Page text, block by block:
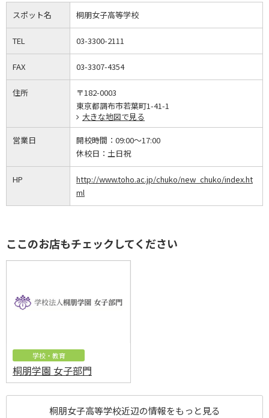
スポット名 桐朋女子高等学校
TEL 03-3300-2111
FAX 03-3307-4354
住所
〒182-0003
東京都調布市若葉町1-41-1
大きな地図で見る
営業日 開校時間： 09:00～17:00
休校日： 土日祝
HP
http://www.toho.ac.jp/chuko/new_chuko/index.ht
ml
ここのお店もチェックしてください
学校・教育
桐朋学園 女子部門
桐朋女子高等学校近辺の情報をもっと見る